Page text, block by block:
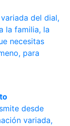
del dial,
la familia, la
necesitas
para
desde
variada,